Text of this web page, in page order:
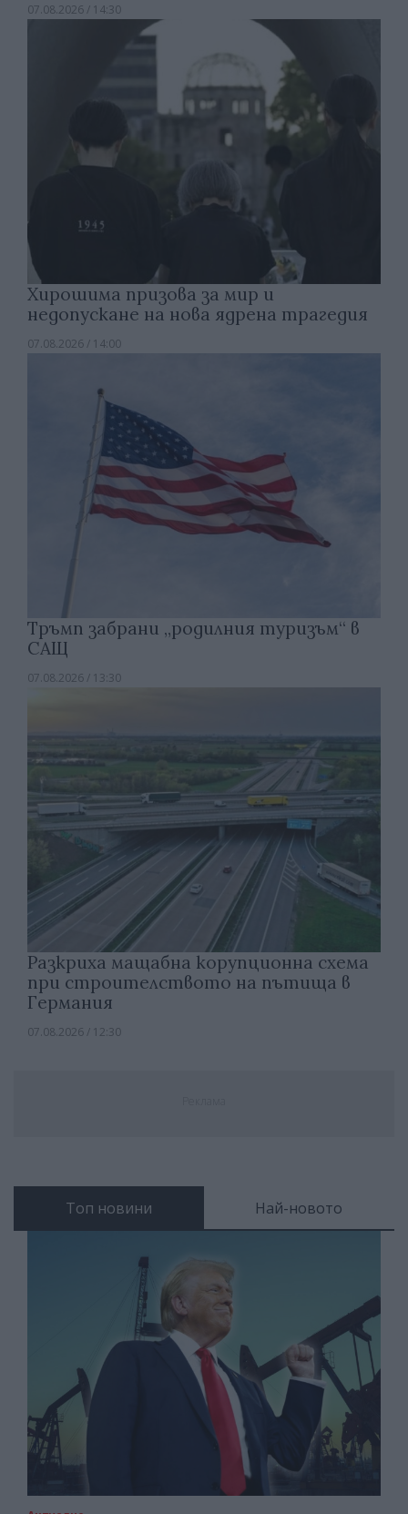
07.08.2026 / 14:30
Хирошима призова за мир и
недопускане на нова ядрена трагедия
07.08.2026 / 14:00
Тръмп забрани „родилния туризъм“ в
САЩ
07.08.2026 / 13:30
Разкриха мащабна корупционна схема
при строителството на пътища в
Германия
07.08.2026 / 12:30
Топ новини Най-новото